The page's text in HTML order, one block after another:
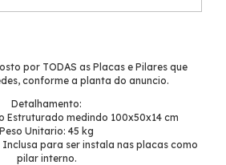
por TODAS as Placas e Pilares que
conforme a planta do anuncio.
Detalhamento:
Estruturado medindo 100x50x14 cm
Peso Unitario: 45 kg
para ser instala nas placas como
pilar interno.